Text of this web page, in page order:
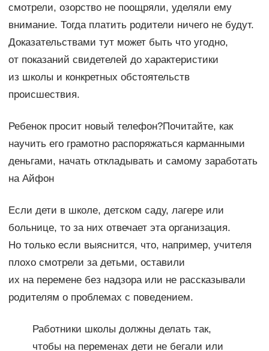
смотрели, озорство не поощряли, уделяли ему
внимание. Тогда платить родители ничего не будут.
Доказательствами тут может быть что угодно,
от показаний свидетелей до характеристики
из школы и конкретных обстоятельств
происшествия.
Ребенок просит новый телефон?Почитайте, как
научить его грамотно распоряжаться карманными
деньгами, начать откладывать и самому заработать
на Айфон
Если дети в школе, детском саду, лагере или
больнице, то за них отвечает эта организация.
Но только если выяснится, что, например, учителя
плохо смотрели за детьми, оставили
их на перемене без надзора или не рассказывали
родителям о проблемах с поведением.
Работники школы должны делать так,
чтобы на переменах дети не бегали или